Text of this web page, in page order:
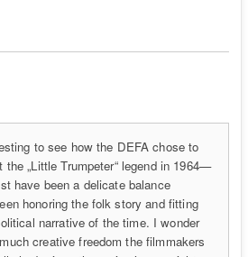
to see how the DEFA chose to
the „Little Trumpeter“ legend in 1964—
have been a delicate balance
honoring the folk story and fitting
narrative of the time. I wonder
creative freedom the filmmakers